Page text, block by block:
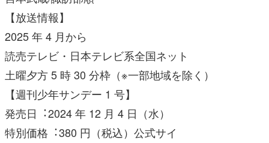
【放送情報】
2025 年 4 ⽉から
読売テレビ・⽇本テレビ系全国ネット
⼟曜⼣⽅ 5 時 30 分枠（※⼀部地域を除く）
【週刊少年サンデー 1 号】
発売⽇︓2024 年 12 ⽉ 4 ⽇（⽔）
特別価格︓380 円（税込）公式サイ